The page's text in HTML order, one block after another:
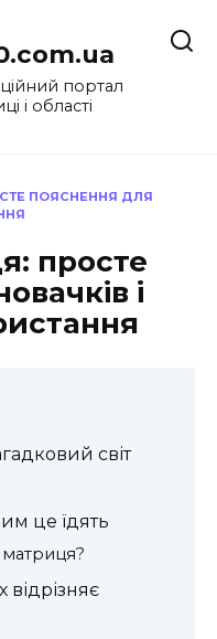
портал
і області
ПОЯСНЕННЯ ДЛЯ
просте
і
світ
це їдять
матриця?